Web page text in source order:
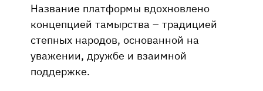
Название платформы вдохновлено
концепцией тамырства – традицией
степных народов, основанной на
уважении, дружбе и взаимной
поддержке.